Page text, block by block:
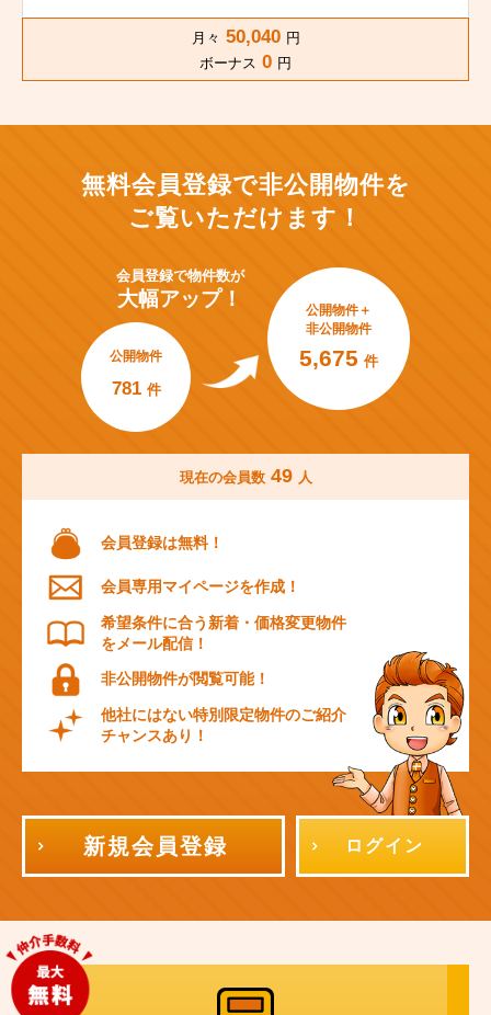
月々 50,040 円
ボーナス 0 円
無料会員登録で非公開物件を
ご覧いただけます！
会員登録で物件数が
大幅アップ！
公開物件
781 件
公開物件＋
非公開物件
5,675 件
現在の会員数 49 人
会員登録は無料！
会員専用マイページを作成！
希望条件に合う新着・価格変更物件
をメール配信！
非公開物件が閲覧可能！
他社にはない特別限定物件のご紹介
チャンスあり！
新規会員登録 ログイン